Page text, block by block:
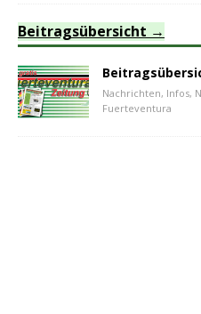
Beitragsübersicht
Nachrichten, Infos,
Fuerteventura